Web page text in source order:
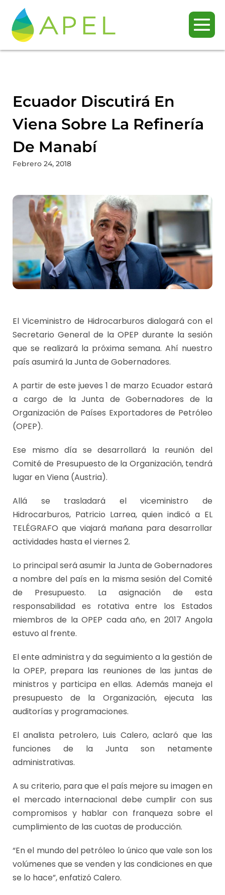
Ecuador Discutirá En
Viena Sobre La Refinería
De Manabí
Febrero 24, 2018
El Viceministro de Hidrocarburos dialogará con el
Secretario General de la OPEP durante la sesión
que se realizará la próxima semana. Ahí nuestro
país asumirá la Junta de Gobernadores.
A partir de este jueves 1 de marzo Ecuador estará
a cargo de la Junta de Gobernadores de la
Organización de Países Exportadores de Petróleo
(OPEP).
Ese mismo día se desarrollará la reunión del
Comité de Presupuesto de la Organización, tendrá
lugar en Viena (Austria).
Allá se trasladará el viceministro de
Hidrocarburos, Patricio Larrea, quien indicó a EL
TELÉGRAFO que viajará mañana para desarrollar
actividades hasta el viernes 2.
Lo principal será asumir la Junta de Gobernadores
a nombre del país en la misma sesión del Comité
de Presupuesto. La asignación de esta
responsabilidad es rotativa entre los Estados
miembros de la OPEP cada año, en 2017 Angola
estuvo al frente.
El ente administra y da seguimiento a la gestión de
la OPEP, prepara las reuniones de las juntas de
ministros y participa en ellas. Además maneja el
presupuesto de la Organización, ejecuta las
auditorías y programaciones.
El analista petrolero, Luis Calero, aclaró que las
funciones de la Junta son netamente
administrativas.
A su criterio, para que el país mejore su imagen en
el mercado internacional debe cumplir con sus
compromisos y hablar con franqueza sobre el
cumplimiento de las cuotas de producción.
“En el mundo del petróleo lo único que vale son los
volúmenes que se venden y las condiciones en que
se lo hace”, enfatizó Calero.